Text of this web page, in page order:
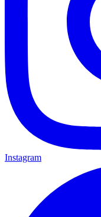
Instagram